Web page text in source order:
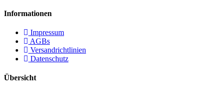
Informationen
Impressum
AGBs
Versandrichtlinien
Datenschutz
Übersicht